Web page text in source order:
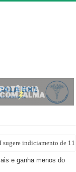
sugere indiciamento de 11
e ganha menos do